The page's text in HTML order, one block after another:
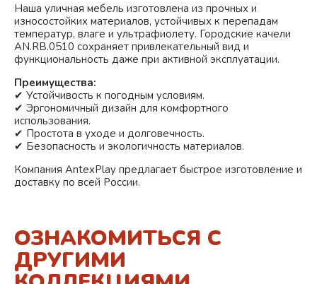
Наша уличная мебель изготовлена из прочных и
износостойких материалов, устойчивых к перепадам
температур, влаге и ультрафиолету. Городские качели
AN.RB.0510 сохраняет привлекательный вид и
функциональность даже при активной эксплуатации.
Преимущества:
✔ Устойчивость к погодным условиям.
✔ Эргономичный дизайн для комфортного
использования.
✔ Простота в уходе и долговечность.
✔ Безопасность и экологичность материалов.
Компания AntexPlay предлагает быстрое изготовление и
доставку по всей России.
ОЗНАКОМИТЬСЯ С
ДРУГИМИ